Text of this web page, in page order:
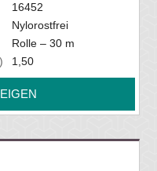
16452
Nylorostfrei
Rolle – 30 m
1,50